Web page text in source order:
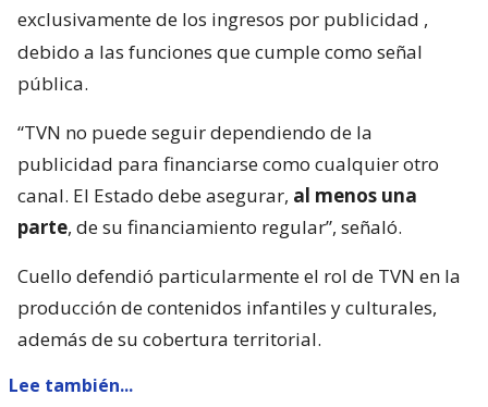
exclusivamente de los ingresos por publicidad ,
debido a las funciones que cumple como señal
pública.
“TVN no puede seguir dependiendo de la
publicidad para financiarse como cualquier otro
canal. El Estado debe asegurar, al menos una
parte, de su financiamiento regular”, señaló.
Cuello defendió particularmente el rol de TVN en la
producción de contenidos infantiles y culturales,
además de su cobertura territorial.
Lee también...